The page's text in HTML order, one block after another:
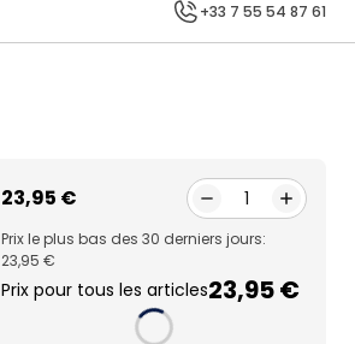
+33 7 55 54 87 61
23,95 € 1
Prix le plus bas des 30 derniers jours:
23,95 €
Prix pour tous les articles23,95 €